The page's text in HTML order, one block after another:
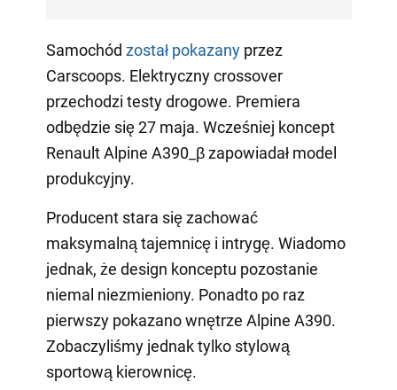
Samochód został pokazanyprzez
Carscoops. Elektryczny crossover
przechodzi testy drogowe. Premiera
odbędzie się 27 maja. Wcześniej koncept
Renault Alpine A390_β zapowiadał model
produkcyjny.
Producent stara się zachować
maksymalną tajemnicę i intrygę. Wiadomo
jednak, że design konceptu pozostanie
niemal niezmieniony. Ponadto po raz
pierwszy pokazano wnętrze Alpine A390.
Zobaczyliśmy jednak tylko stylową
sportową kierownicę.